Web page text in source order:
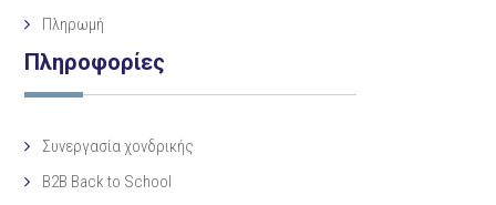
Πληρωμή
Πληροφορίες
Συνεργασία χονδρικής
B2B Back to School